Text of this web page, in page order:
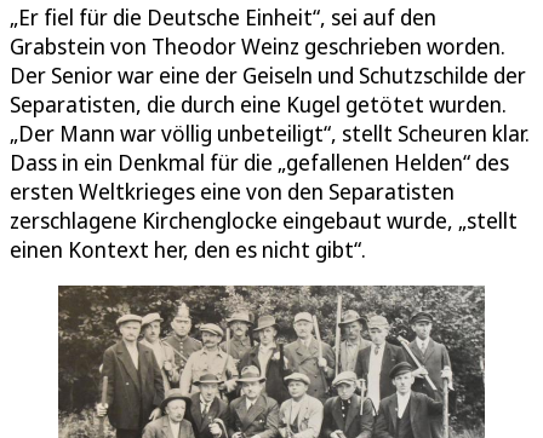
„Er fiel für die Deutsche Einheit“, sei auf den
Grabstein von Theodor Weinz geschrieben worden.
Der Senior war eine der Geiseln und Schutzschilde der
Separatisten, die durch eine Kugel getötet wurden.
„Der Mann war völlig unbeteiligt“, stellt Scheuren klar.
Dass in ein Denkmal für die „gefallenen Helden“ des
ersten Weltkrieges eine von den Separatisten
zerschlagene Kirchenglocke eingebaut wurde, „stellt
einen Kontext her, den es nicht gibt“.